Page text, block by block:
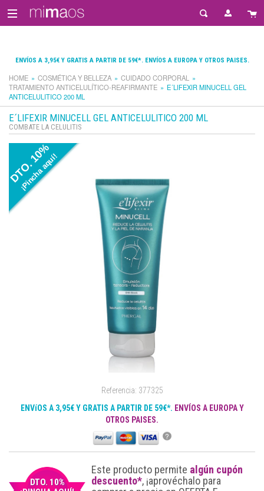
ENVÍOS A 3,95€ Y GRATIS A PARTIR DE 59€*. ENVÍOS A EUROPA Y OTROS PAISES.
HOME COSMÉTICA Y BELLEZA
CUIDADO CORPORAL
TRATAMIENTO ANTICELULÍTICO-REAFIRMANTE
E´LIFEXIR MINUCELL GEL
ANTICELULITICO 200 ML
E´LIFEXIR MINUCELL GEL ANTICELULITICO 200 ML
COMBATE LA CELULITIS
DTO. 10%
¡Pincha aquí!
Referencia: 377325
ENVíOS A 3,95€ Y GRATIS A PARTIR DE 59€*. ENVÍOS A EUROPA Y
OTROS PAISES.
?
DTO. 10%
Este producto permite algún cupón
descuento*, ¡aprovéchalo para